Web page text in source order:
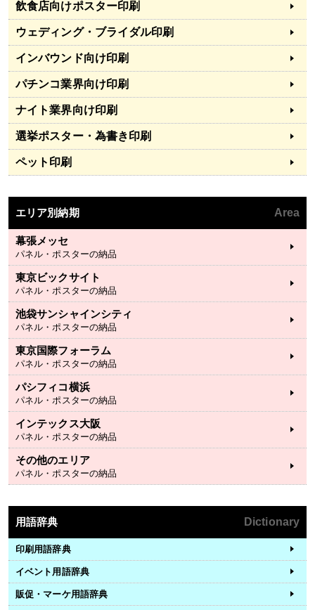
飲食店向けポスター印刷
ウェディング・ブライダル印刷
インバウンド向け印刷
パチンコ業界向け印刷
ナイト業界向け印刷
選挙ポスター・為書き印刷
ペット印刷
エリア別納期 Area
幕張メッセ
パネル・ポスターの納品
東京ビックサイト
パネル・ポスターの納品
池袋サンシャインシティ
パネル・ポスターの納品
東京国際フォーラム
パネル・ポスターの納品
パシフィコ横浜
パネル・ポスターの納品
インテックス大阪
パネル・ポスターの納品
その他のエリア
パネル・ポスターの納品
用語辞典 Dictionary
印刷用語辞典
イベント用語辞典
販促・マーケ用語辞典